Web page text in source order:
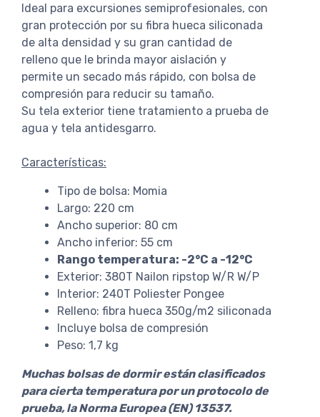
Ideal para excursiones semiprofesionales, con
gran protección por su fibra hueca siliconada
de alta densidad y su gran cantidad de
relleno que le brinda mayor aislación y
permite un secado más rápido, con bolsa de
compresión para reducir su tamaño.
Su tela exterior tiene tratamiento a prueba de
agua y tela antidesgarro.
Características:
Tipo de bolsa: Momia
Largo: 220 cm
Ancho superior: 80 cm
Ancho inferior: 55 cm
Rango temperatura: -2°C a -12°C
Exterior: 380T Nailon ripstop W/R W/P
Interior: 240T Poliester Pongee
Relleno: fibra hueca 350g/m2 siliconada
Incluye bolsa de compresión
Peso: 1,7 kg
Muchas bolsas de dormir están clasificados
para cierta temperatura por un protocolo de
prueba, la Norma Europea (EN) 13537.